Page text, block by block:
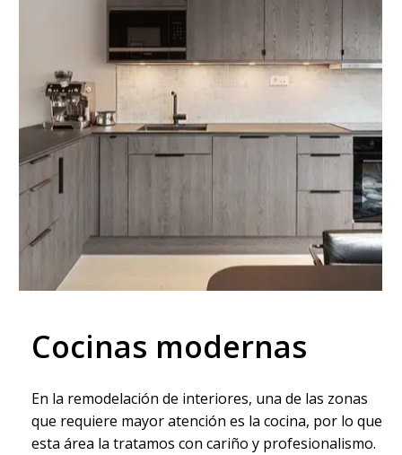
Cocinas modernas
En la remodelación de interiores, una de las zonas
que requiere mayor atención es la cocina, por lo que
esta área la tratamos con cariño y profesionalismo.